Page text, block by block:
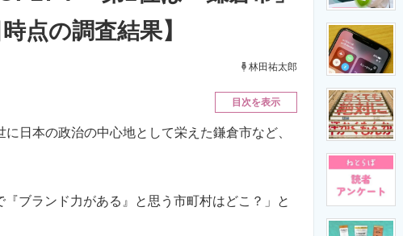
エネルギーの専門メディア
点の調査結果】
林田祐太郎
目次を表示
日本の政治の中心地として栄えた鎌倉市など、
ブランド力がある』と思う市町村はどこ？」と